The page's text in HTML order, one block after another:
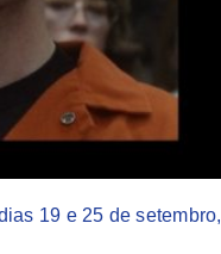
19 e 25 de setembro,